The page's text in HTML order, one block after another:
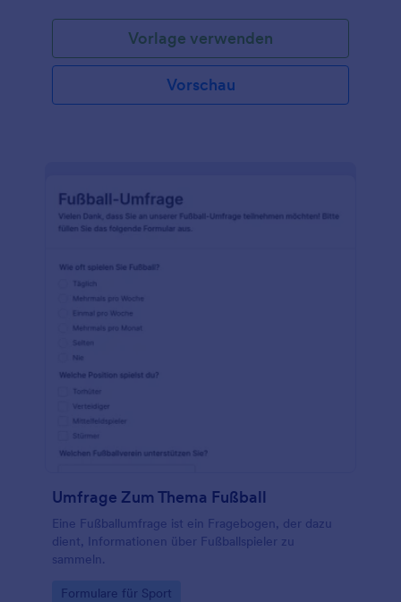
Vorlage verwenden
Vorschau
Umfrage Zum Thema Fußball
Eine Fußballumfrage ist ein Fragebogen, der dazu
dient, Informationen über Fußballspieler zu
sammeln.
Go to Category:
Formulare für Sport